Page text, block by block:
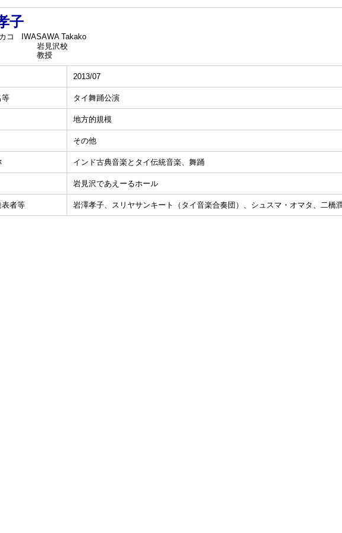
子
コ
IWASAWA Takako
岩見沢校
教授
2013/07
等 タイ舞踊公演
地方的規模
その他
インド古典音楽とタイ伝統音楽、舞踊
岩見沢であえーるホール
表者等 岩澤孝子、スリヤサンキート（タイ音楽合奏団）、シュスマ・オマタ、二橋